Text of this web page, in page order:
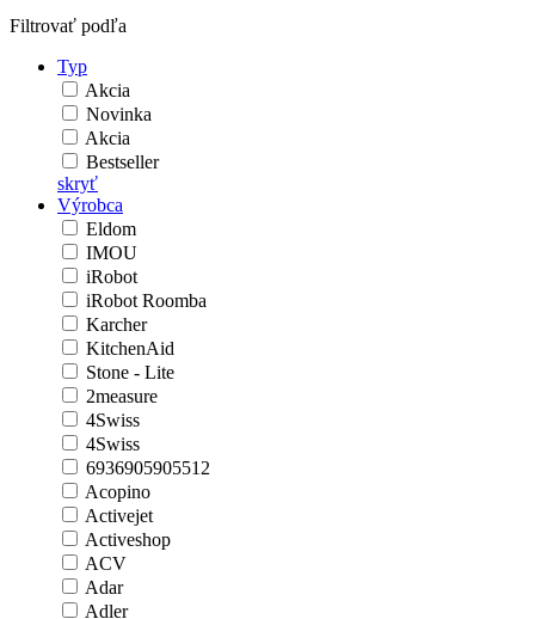
Filtrovať podľa
Typ
Akcia
Novinka
Akcia
Bestseller
skryť
Výrobca
Eldom
IMOU
iRobot
iRobot Roomba
Karcher
KitchenAid
Stone - Lite
2measure
4Swiss
4Swiss
6936905905512
Acopino
Activejet
Activeshop
ACV
Adar
Adler